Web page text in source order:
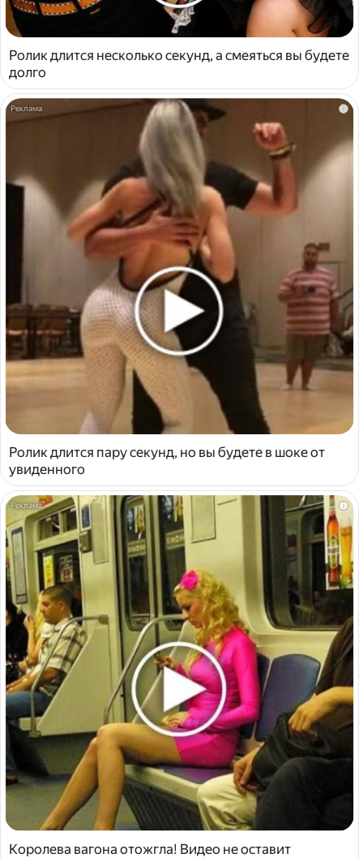
Ролик длится несколько секунд, а смеяться вы будете
долго
i
Ролик длится пару секунд, но вы будете в шоке от
увиденного
i
Королева вагона отожгла! Видео не оставит